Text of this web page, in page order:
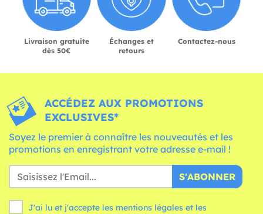
Livraison gratuite
dès 50€
Échanges et
retours
Contactez-nous
ACCÉDEZ AUX PROMOTIONS
EXCLUSIVES*
Soyez le premier à connaître les nouveautés et les
promotions en enregistrant votre adresse e-mail !
S'ABONNER
J'ai lu et j'accepte les mentions légales et les